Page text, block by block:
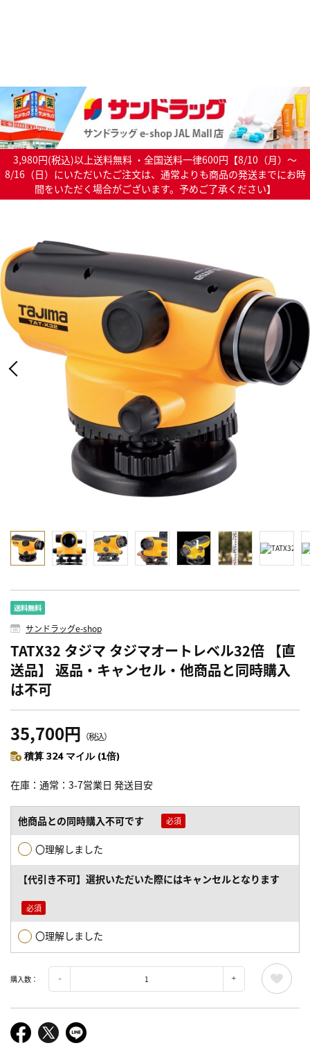
3,980円(税込)以上送料無料 ・全国送料一律600円【8/10（月）～
8/16（日）にいただいたご注文は、通常よりも商品の発送までにお時
間をいただく場合がございます。予めご了承ください】
サンドラッグe-shop
TATX32 タジマ タジマオートレベル32倍 【直
送品】 返品・キャンセル・他商品と同時購入
は不可
35,700円 （税込）
積算 324 マイル (1倍)
在庫 通常：3-7営業日 発送目安
他商品との同時購入不可です
〇理解しました
【代引き不可】選択いただいた際にはキャンセルとなります
〇理解しました
購入数：